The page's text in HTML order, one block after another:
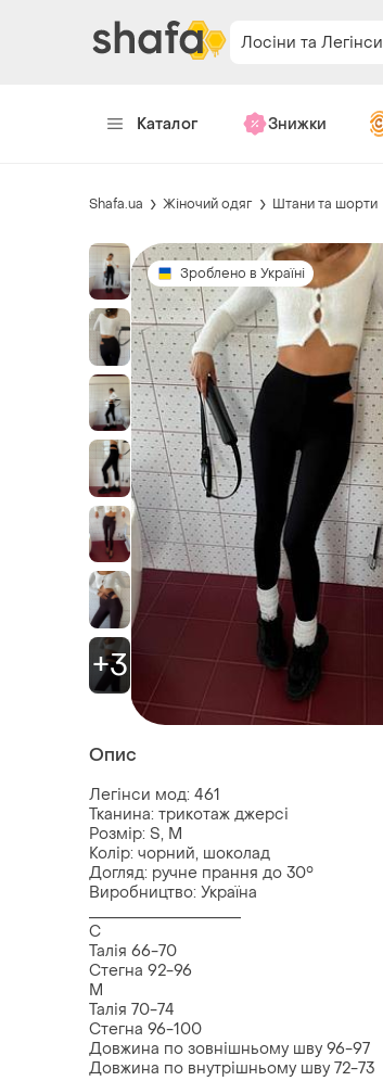
Лосіни та Легінси
Каталог Знижки
Shafa.ua Жіночий одяг Штани та шорти
+3
Зроблено в Україні
Опис
Легінси мод: 461
Тканина: трикотаж джерсі
Розмір: S, M
Колір: чорний, шоколад
Догляд: ручне прання до 30°
Виробництво: Україна
____________________
С
Талія 66-70
Стегна 92-96
М
Талія 70-74
Стегна 96-100
Довжина по зовнішньому шву 96-97
Довжина по внутрішньому шву 72-73